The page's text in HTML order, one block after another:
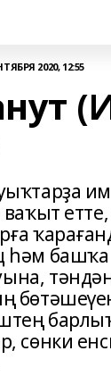
2020, 12:55
ваҡыт
һәм
сөнки